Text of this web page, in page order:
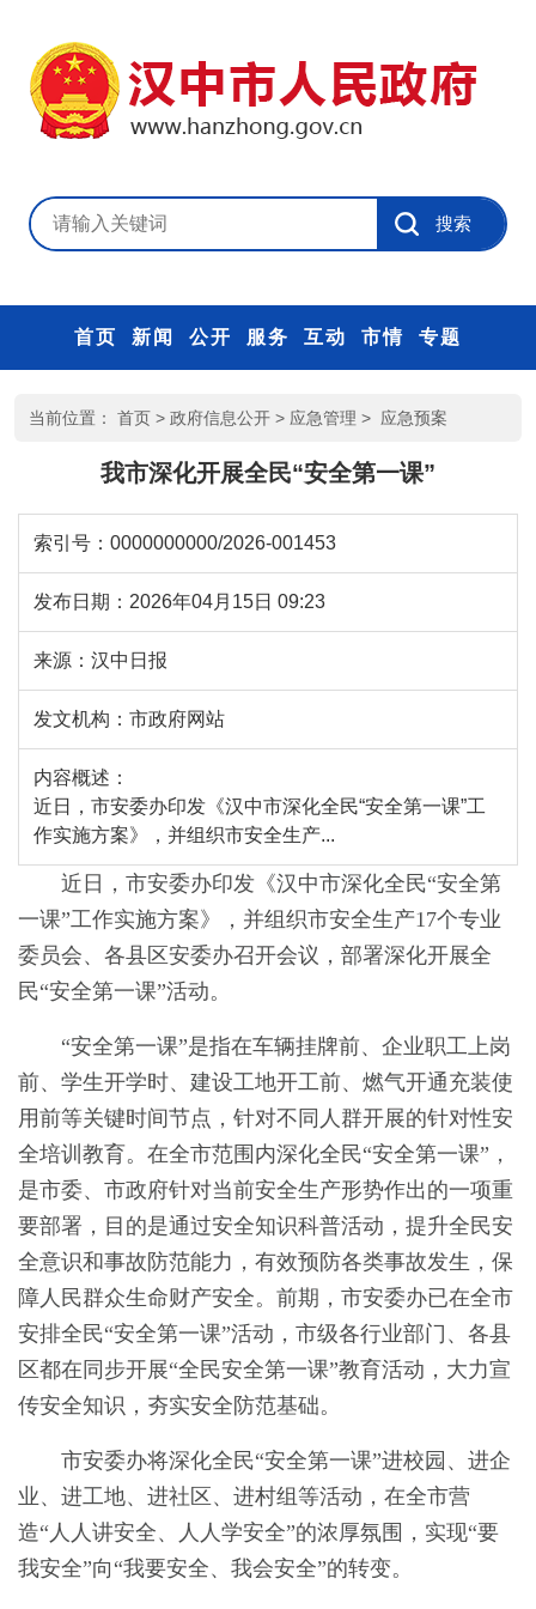
首页 新闻 公开 服务 互动 市情 专题
当前位置： 首页 > 政府信息公开 > 应急管理 > 应急预案
我市深化开展全民“安全第一课”
索引号： 0000000000/2026-001453
发布日期： 2026年04月15日 09:23
来源： 汉中日报
发文机构： 市政府网站
内容概述：
近日，市安委办印发《汉中市深化全民“安全第一课”工
作实施方案》，并组织市安全生产...
近日，市安委办印发《汉中市深化全民“安全第
一课”工作实施方案》，并组织市安全生产17个专业
委员会、各县区安委办召开会议，部署深化开展全
民“安全第一课”活动。
“安全第一课”是指在车辆挂牌前、企业职工上岗
前、学生开学时、建设工地开工前、燃气开通充装使
用前等关键时间节点，针对不同人群开展的针对性安
全培训教育。在全市范围内深化全民“安全第一课”，
是市委、市政府针对当前安全生产形势作出的一项重
要部署，目的是通过安全知识科普活动，提升全民安
全意识和事故防范能力，有效预防各类事故发生，保
障人民群众生命财产安全。前期，市安委办已在全市
安排全民“安全第一课”活动，市级各行业部门、各县
区都在同步开展“全民安全第一课”教育活动，大力宣
传安全知识，夯实安全防范基础。
市安委办将深化全民“安全第一课”进校园、进企
业、进工地、进社区、进村组等活动，在全市营
造“人人讲安全、人人学安全”的浓厚氛围，实现“要
我安全”向“我要安全、我会安全”的转变。